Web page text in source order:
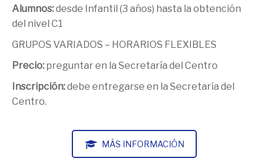
Alumnos:desde Infantil (3 años) hasta la obtención
del nivel C1
GRUPOS VARIADOS – HORARIOS FLEXIBLES
Precio: preguntar en la Secretaría del Centro
Inscripción:debe entregarse en la Secretaría del
Centro.
MÁS INFORMACIÓN